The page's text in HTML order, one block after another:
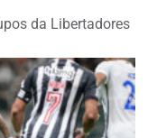
da Libertadores